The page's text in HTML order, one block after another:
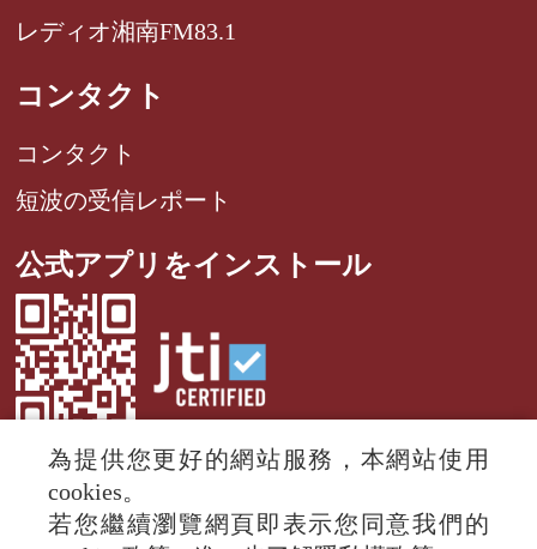
レディオ湘南FM83.1
コンタクト
コンタクト
短波の受信レポート
公式アプリをインストール
© 2024 RTI (Radio Taiwan International).
為提供您更好的網站服務，本網站使用
cookies。
若您繼續瀏覽網頁即表示您同意我們的